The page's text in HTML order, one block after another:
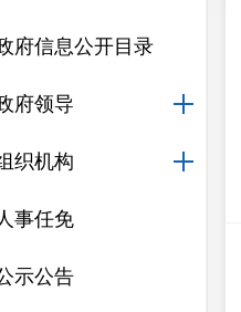
府信息公开目录
府领导
织机构
事任免
示公告